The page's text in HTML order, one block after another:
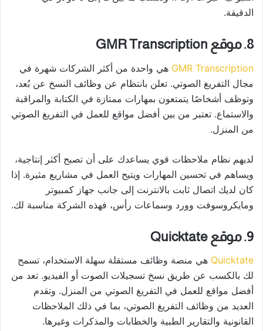
الدقيقة.
8. موقع GMR Transcription
GMR Transcription هي واحدة من أكثر الشركات شهرة في
مجال التفريغ الصوتي. تعلن بانتظام عن وظائف النسخ عن بُعد،
وتوظف أشخاصًا يتمتعون بمهارات ممتازة في الكتابة والمراقبة
والاستماع. تعتبر من بين أفضل مواقع للعمل في التفريغ الصوتي
من المنزل.
لديهم نظام ملاحظات قوي يساعدك على أن تصبح أكثر إنتاجية،
ويساهم في تحسين المهارات ويتيح العمل في مشاريع مثيرة. إذا
كان لديك اتصال ثابت بالانترنت إلى جانب جهاز كمبيوتر
ومايكروسوفت وورد وسماعات رأس، فهذه الشركة مناسبة لك.
9. موقع Quicktate
Quicktate هي منصة وظائف مستقلة سهلة الاستخدام، تسمح
لك بالكسب عن طريق نسخ تسجيلات الصوت أو الفيديو. تعد من
أفضل مواقع للعمل في التفريغ الصوتي من المنزل. وتقدم
العديد من وظائف التفريغ الصوتي، بما في ذلك الملاحظات
القانونية والتقارير الطبية والخطابات والمذكرات وغيرها.